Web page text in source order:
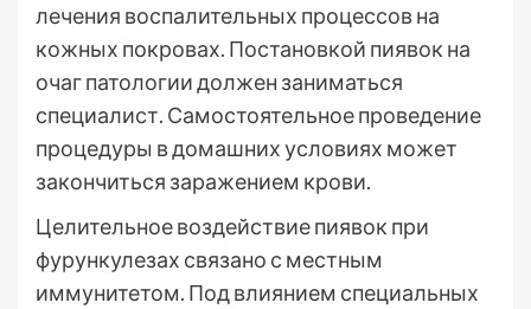
лечения воспалительных процессов на
кожных покровах. Постановкой пиявок на
очаг патологии должен заниматься
специалист. Самостоятельное проведение
процедуры в домашних условиях может
закончиться заражением крови.
Целительное воздействие пиявок при
фурункулезах связано с местным
иммунитетом. Под влиянием специальных